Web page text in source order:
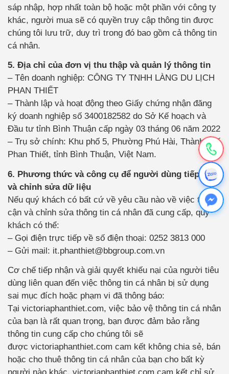
sáp nhập, hợp nhất toàn bộ hoặc một phần với công ty
khác, người mua sẽ có quyền truy cập thông tin được
chúng tôi lưu trữ, duy trì trong đó bao gồm cả thông tin
cá nhân.
5. Địa chỉ của đơn vị thu thập và quản lý thông tin
– Tên doanh nghiệp: CÔNG TY TNHH LÀNG DU LỊCH
PHAN THIẾT
– Thành lập và hoạt động theo Giấy chứng nhận đăng
ký doanh nghiệp số 3400182582 do Sở Kế hoạch và
Đầu tư tỉnh Bình Thuận cấp ngày 03 tháng 06 năm 2022
– Trụ sở chính: Khu phố 5, Phường Phú Hài, Thành phố
Phan Thiết, tỉnh Bình Thuận, Việt Nam.
6. Phương thức và công cụ để người dùng tiếp cận
và chỉnh sửa dữ liệu
Nếu quý khách có bất cứ về yêu cầu nào về việc tiếp
cận và chỉnh sửa thông tin cá nhân đã cung cấp, quý
khách có thể:
– Gọi điện trực tiếp về số điện thoại: 0252 3813 000
– Gửi mail: it.phanthiet@bbgroup.com.vn
Cơ chế tiếp nhận và giải quyết khiếu nại của người tiêu
dùng liên quan đến việc thông tin cá nhân bị sử dụng
sai mục đích hoặc phạm vi đã thông báo:
Tại victoriaphanthiet.com, việc bảo vệ thông tin cá nhân
của bạn là rất quan trọng, bạn được đảm bảo rằng
thông tin cung cấp cho chúng tôi sẽ
được victoriaphanthiet.com cam kết không chia sẻ, bán
hoặc cho thuê thông tin cá nhân của bạn cho bất kỳ